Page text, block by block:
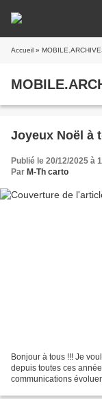
Accueil »
Joyeux Noël à
Publié le 20/12/2025 à
Par M-Th carto
Bonjour à tous !!! Je
depuis toutes ces
communications